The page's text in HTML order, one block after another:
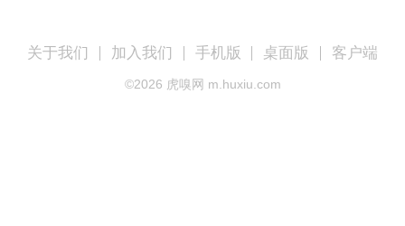
关于我们 加入我们 手机版 桌面版 客户端
©2026 虎嗅网 m.huxiu.com